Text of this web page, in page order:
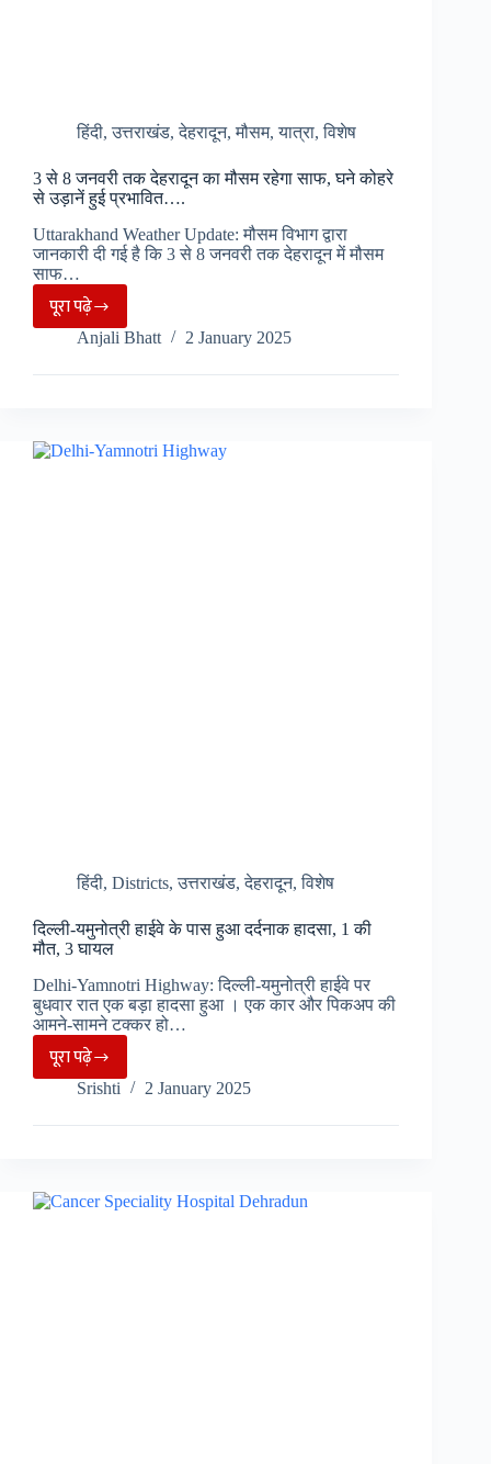
हिंदी,उत्तराखंड,देहरादून,मौसम,यात्रा,विशेष
3 से 8 जनवरी तक देहरादून का मौसम रहेगा साफ, घने कोहरे
से उड़ानें हुई प्रभावित….
Uttarakhand Weather Update: मौसम विभाग द्वारा
जानकारी दी गई है कि 3 से 8 जनवरी तक देहरादून में मौसम
साफ…
पूरा पढ़े
3
से
8
देहरादून
Anjali Bhatt 2 January 2025
हिंदी, Districts,उत्तराखंड,देहरादून,विशेष
दिल्ली-यमुनोत्री हाईवे के पास हुआ दर्दनाक हादसा, 1 की
मौत, 3 घायल
Delhi-Yamnotri Highway: दिल्ली-यमुनोत्री हाईवे पर
बुधवार रात एक बड़ा हादसा हुआ । एक कार और पिकअप की
आमने-सामने टक्कर हो…
पूरा पढ़ेदिल्ली-
यमुनोत्री
हाईवे
हुआ
Srishti 2 January 2025